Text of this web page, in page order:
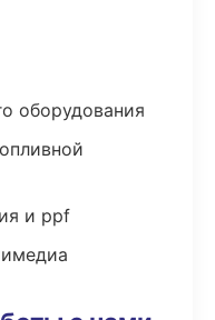
оборудования
и ppf